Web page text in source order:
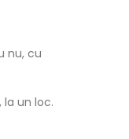
nu, cu
un loc.